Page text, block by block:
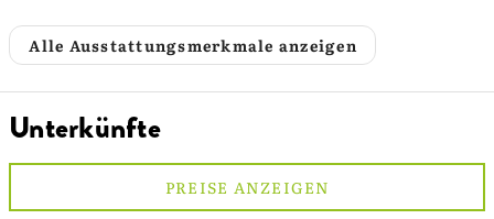
Alle Ausstattungsmerkmale anzeigen
Unterkünfte
PREISE ANZEIGEN